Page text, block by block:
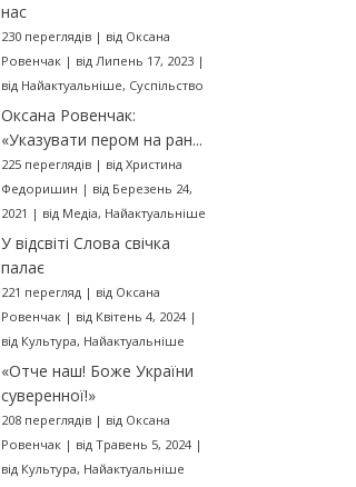
нас
230 переглядів| від Оксана
Ровенчак| від Липень 17, 2023|
від Найактуальніше, Суспільство
Оксана Ровенчак:
«Указувати пером на ран...
225 переглядів| від Христина
Федоришин | від Березень 24,
2021 | від Медіа, Найактуальніше
У відсвіті Слова свічка
палає
221 перегляд| від Оксана
Ровенчак| від Квітень 4, 2024|
від Культура, Найактуальніше
«Отче наш! Боже України
суверенної!»
208 переглядів| від Оксана
Ровенчак| від Травень 5, 2024|
від Культура, Найактуальніше